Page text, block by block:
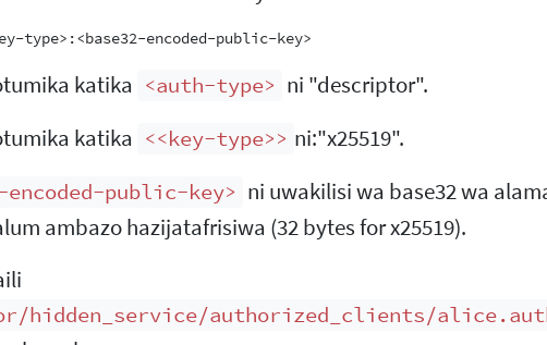
katika <auth-type> ni "descriptor".
katika
<<key-type>> ni:"x25519".
encoded-public-key> ni uwakilisi wa base32 wa
ambazo hazijatafrisiwa (32 bytes for x25519).
hidden_service/authorized_clients/